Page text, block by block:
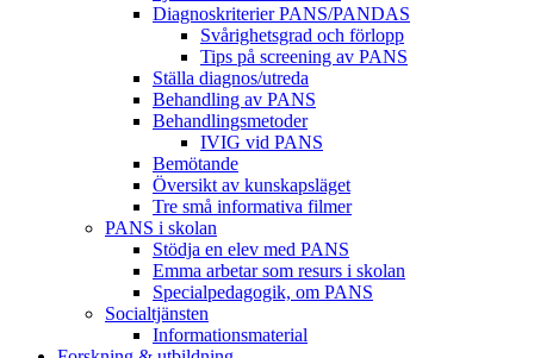
Diagnoskriterier PANS/PANDAS
Svårighetsgrad och förlopp
Tips på screening av PANS
Ställa diagnos/utreda
Behandling av PANS
Behandlings­metoder
IVIG vid PANS
Bemötande
Översikt av kunskapsläget
Tre små informativa filmer
PANS i skolan
Stödja en elev med PANS
Emma arbetar som resurs i skolan
Specialpedagogik, om PANS
Socialtjänsten
Informationsmaterial